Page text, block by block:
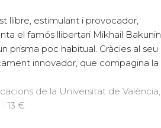
llibre, estimulant i provocador,
el famós llibertari Mikhail Bakunin
prisma poc habitual. Gràcies al seu
innovador, que compagina la
de la Universitat de València,
13 €